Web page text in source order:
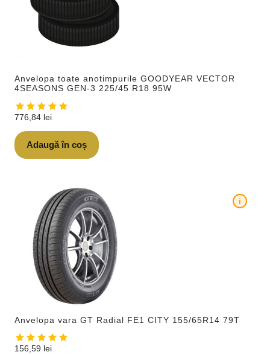
Anvelopa toate anotimpurile GOODYEAR VECTOR
4SEASONS GEN-3 225/45 R18 95W
776,84 lei
Adaugă în coș
Anvelopa vara GT Radial FE1 CITY 155/65R14 79T
i
156,59 lei